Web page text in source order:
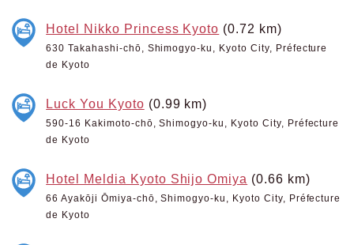
Hotel Nikko Princess Kyoto (0.72 km)
630 Takahashi-chō, Shimogyo-ku, Kyoto City, Préfecture
de Kyoto
Luck You Kyoto (0.99 km)
590-16 Kakimoto-chō, Shimogyo-ku, Kyoto City, Préfecture
de Kyoto
Hotel Meldia Kyoto Shijo Omiya (0.66 km)
66 Ayakōji Ōmiya-chō, Shimogyo-ku, Kyoto City, Préfecture
de Kyoto